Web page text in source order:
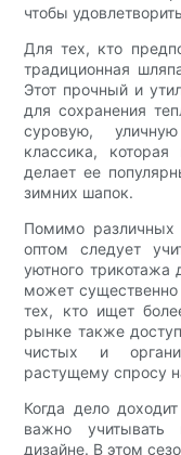
чтобы
Для тех, кто
традиционная
Этот прочный и
для сохранения
суровую,
классика,
делает ее
зимних шапок.
Помимо различных
оптом следует
уютного
может существенно
тех, кто ищет
рынке также
чистых и
растущему спросу
Когда дело
важно
дизайне. В этом